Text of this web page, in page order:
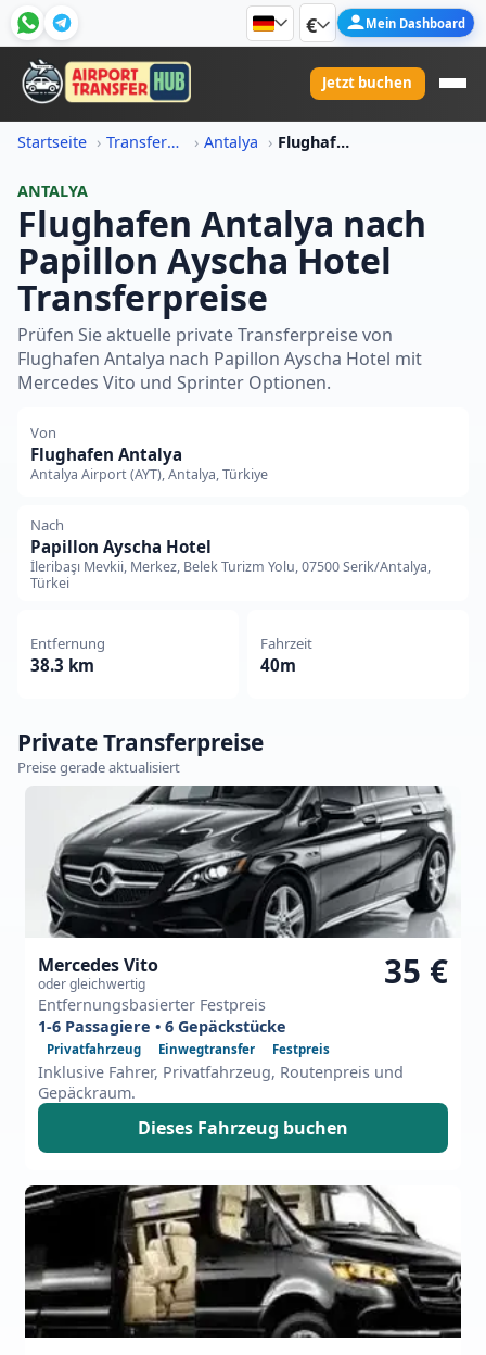
€ Mein Dashboard
Jetzt buchen
Startseite Transferpreis-Informationen Antalya Flughafen Antalya Nach Papillon Ayscha Hotel Transferpreis
ANTALYA
Flughafen Antalya nach
Papillon Ayscha Hotel
Transferpreise
Prüfen Sie aktuelle private Transferpreise von
Flughafen Antalya nach Papillon Ayscha Hotel mit
Mercedes Vito und Sprinter Optionen.
Von
Flughafen Antalya
Antalya Airport (AYT), Antalya, Türkiye
Nach
Papillon Ayscha Hotel
İleribaşı Mevkii, Merkez, Belek Turizm Yolu, 07500 Serik/Antalya,
Türkei
Entfernung
38.3 km
Fahrzeit
40m
Private Transferpreise
Preise gerade aktualisiert
Mercedes Vito
oder gleichwertig
Entfernungsbasierter Festpreis
35 €
1-6 Passagiere • 6 Gepäckstücke
Privatfahrzeug Einwegtransfer Festpreis
Inklusive Fahrer, Privatfahrzeug, Routenpreis und
Gepäckraum.
Dieses Fahrzeug buchen